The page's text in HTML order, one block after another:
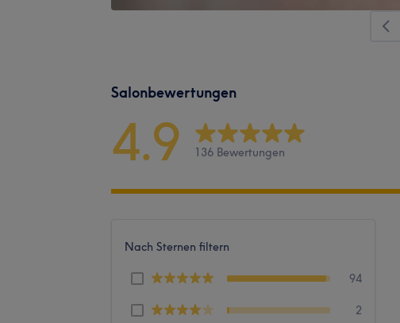
Salonbewertungen
4.9 136 Bewertungen
Nach Sternen filtern
94
2